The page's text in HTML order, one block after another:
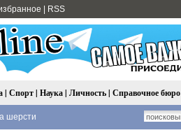
RSS
| Спорт| Наука| Личность| Справочное бюро
шерсти